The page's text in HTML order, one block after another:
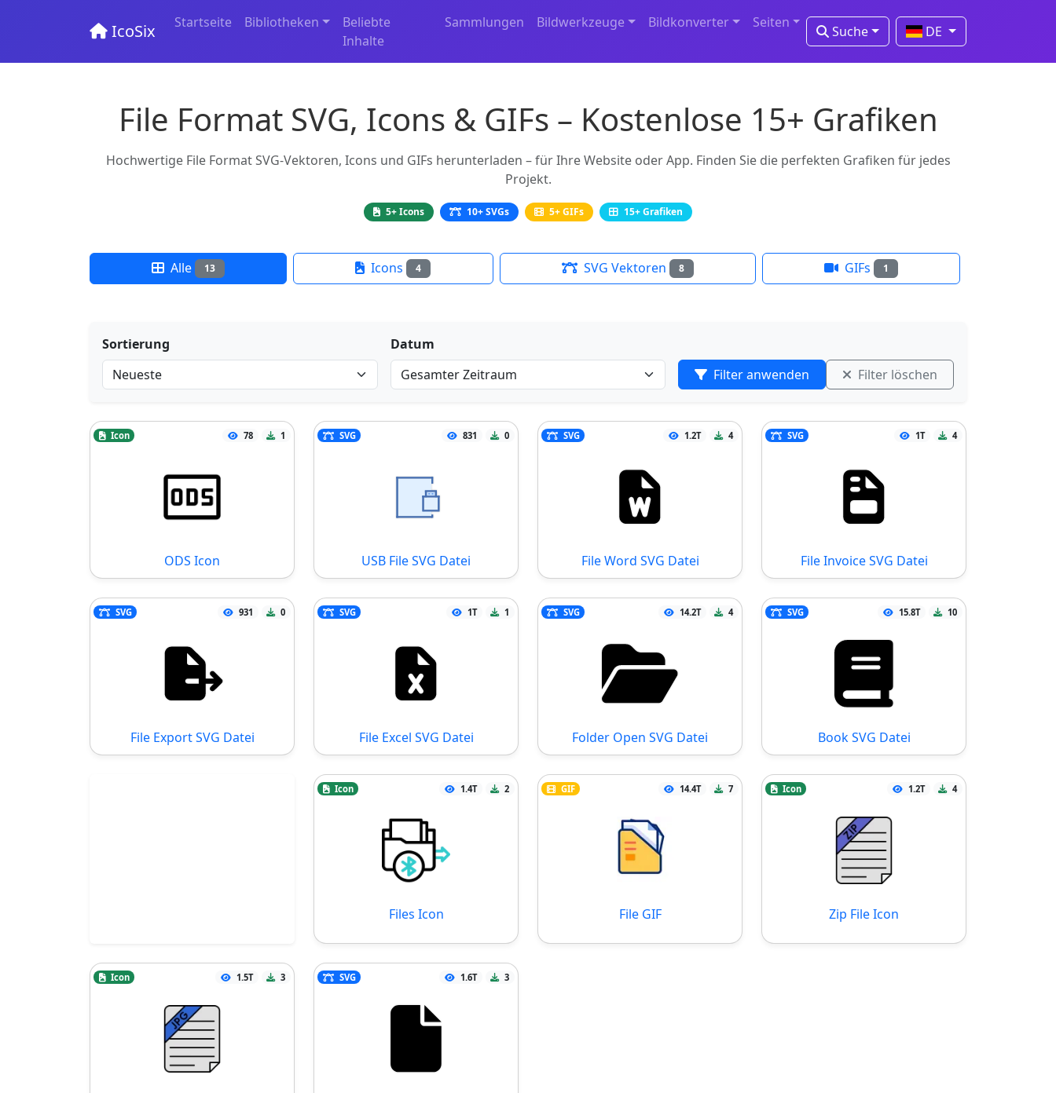
IcoSix Startseite Bibliotheken
Beliebte
Inhalte
Sammlungen Bildwerkzeuge Bildkonverter Seiten
Suche DE
File Format SVG, Icons & GIFs – Kostenlose 15+ Grafiken
Hochwertige File Format SVG-Vektoren, Icons und GIFs herunterladen – für Ihre Website oder App. Finden Sie die perfekten Grafiken für jedes
Projekt.
5+ Icons 10+ SVGs 5+ GIFs 15+ Grafiken
Alle 13 Icons 4 SVG Vektoren 8 GIFs 1
Sortierung
Datum
Filter anwenden
Filter löschen
Icon 78 1
ODS Icon
SVG 831 0
USB File SVG Datei
SVG 1.2T 4
File Word SVG Datei
SVG 1T 4
File Invoice SVG Datei
SVG 931 0
File Export SVG Datei
SVG 1T 1
File Excel SVG Datei
SVG 14.2T 4
Folder Open SVG Datei
SVG 15.8T 10
Book SVG Datei
Icon 1.4T 2
Files Icon
GIF 14.4T 7
File GIF
Icon 1.2T 4
Zip File Icon
Icon 1.5T 3 SVG 1.6T 3